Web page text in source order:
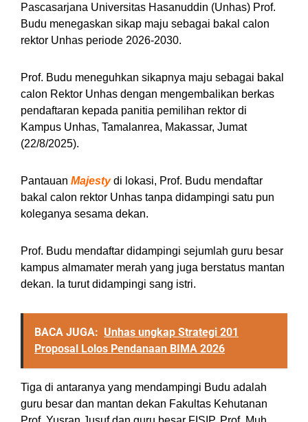
Pascasarjana Universitas Hasanuddin (Unhas) Prof.
Budu menegaskan sikap maju sebagai bakal calon
rektor Unhas periode 2026-2030.
Prof. Budu meneguhkan sikapnya maju sebagai bakal
calon Rektor Unhas dengan mengembalikan berkas
pendaftaran kepada panitia pemilihan rektor di
Kampus Unhas, Tamalanrea, Makassar, Jumat
(22/8/2025).
Pantauan Majestydi lokasi, Prof. Budu mendaftar
bakal calon rektor Unhas tanpa didampingi satu pun
koleganya sesama dekan.
Prof. Budu mendaftar didampingi sejumlah guru besar
kampus almamater merah yang juga berstatus mantan
dekan. Ia turut didampingi sang istri.
BACA JUGA: Unhas ungkap Strategi 201
Proposal Lolos Pendanaan BIMA 2026
Tiga di antaranya yang mendampingi Budu adalah
guru besar dan mantan dekan Fakultas Kehutanan